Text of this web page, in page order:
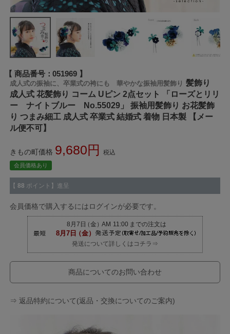
商品番号 051969
成人式の振袖に、卒業式の袴にも 華やかな振袖用髪飾り 髪飾り
成人式 花髪飾り コーム Uピン 2点セット 「ローズとリリ
ー ナイトブルー No.55029」 振袖用髪飾り お花髪飾
り つまみ細工 成人式 卒業式 結婚式 着物 日本製 【メー
ル便不可】
きもの町価格 9,680 税込
会員価格あり
【 88 ポイント】進呈
会員価格で購入するにはログインが必要です。
発送について詳しくはコチラ⇒
商品についてのお問い合わせ
⇒ 返品特約について(返品・交換についてのご案内)